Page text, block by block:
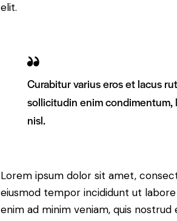
elit.
Curabitur varius eros et lacus
sollicitudin enim
nisl.
Lorem ipsum dolor sit amet,
eiusmod tempor incididunt ut
enim ad minim veniam, quis